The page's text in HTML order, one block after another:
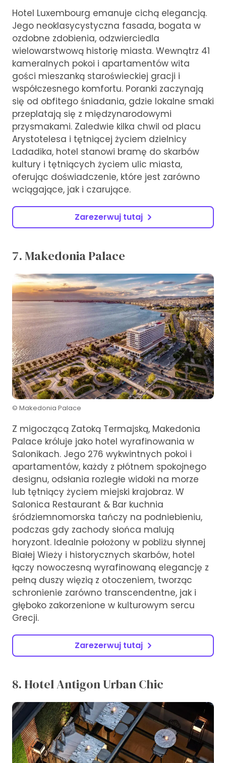
Hotel Luxembourg emanuje cichą elegancją.
Jego neoklasycystyczna fasada, bogata w
ozdobne zdobienia, odzwierciedla
wielowarstwową historię miasta. Wewnątrz 41
kameralnych pokoi i apartamentów wita
gości mieszanką staroświeckiej gracji i
współczesnego komfortu. Poranki zaczynają
się od obfitego śniadania, gdzie lokalne smaki
przeplatają się z międzynarodowymi
przysmakami. Zaledwie kilka chwil od placu
Arystotelesa i tętniącej życiem dzielnicy
Ladadika, hotel stanowi bramę do skarbów
kultury i tętniących życiem ulic miasta,
oferując doświadczenie, które jest zarówno
wciągające, jak i czarujące.
Zarezerwuj tutaj
7. Makedonia Palace
© Makedonia Palace
Z migoczącą Zatoką Termajską, Makedonia
Palace króluje jako hotel wyrafinowania w
Salonikach. Jego 276 wykwintnych pokoi i
apartamentów, każdy z płótnem spokojnego
designu, odsłania rozległe widoki na morze
lub tętniący życiem miejski krajobraz. W
Salonica Restaurant & Bar kuchnia
śródziemnomorska tańczy na podniebieniu,
podczas gdy zachody słońca malują
horyzont. Idealnie położony w pobliżu słynnej
Białej Wieży i historycznych skarbów, hotel
łączy nowoczesną wyrafinowaną elegancję z
pełną duszy więzią z otoczeniem, tworząc
schronienie zarówno transcendentne, jak i
głęboko zakorzenione w kulturowym sercu
Grecji.
Zarezerwuj tutaj
8. Hotel Antigon Urban Chic